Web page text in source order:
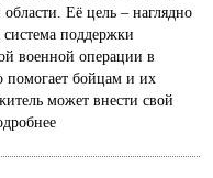
Её цель – наглядно
система поддержки
военной операции в
помогает бойцам и их
может внести свой